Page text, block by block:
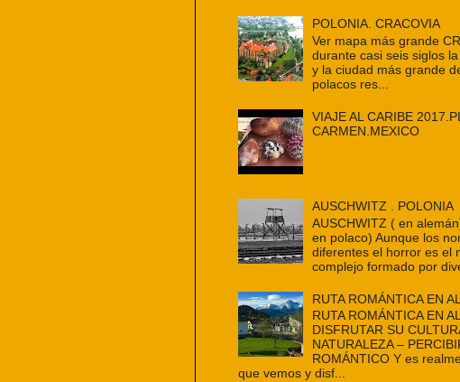
POLONIA. CRACOVIA
Ver mapa más grande
durante casi seis siglos
y la ciudad más grande
polacos res...
VIAJE AL CARIBE
CARMEN.MEXICO
AUSCHWITZ . POLONIA
AUSCHWITZ ( en
en polaco) Aunque los
diferentes el horror es el
complejo formado por
RUTA ROMÁNTICA EN
RUTA ROMÁNTICA EN
DISFRUTAR SU
NATURALEZA –
ROMÁNTICO Y es
que vemos y disf...